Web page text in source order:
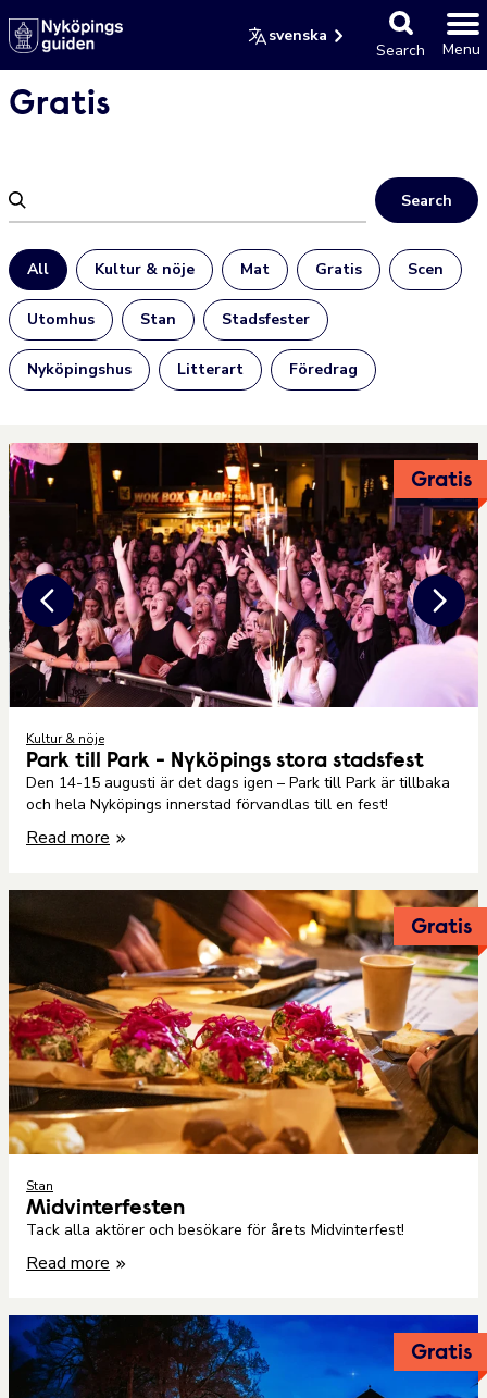
svenska
Search Menu
Gratis
Search
All Kultur & nöje Mat Gratis Scen
Utomhus Stan Stadsfester
Nyköpingshus Litterart Föredrag
Gratis
Kultur & nöje
Park till Park - Nyköpings stora stadsfest
Den 14-15 augusti är det dags igen – Park till Park är tillbaka
och hela Nyköpings innerstad förvandlas till en fest!
Read more
Gratis
Stan
Midvinterfesten
Tack alla aktörer och besökare för årets Midvinterfest!
Read more
Gratis